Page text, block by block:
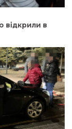
відкрили в